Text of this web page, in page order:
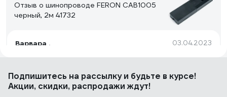
Отзыв о шинопроводе FERON CAB1005
черный, 2м 41732
Варвара . 03.04.2023
Цена
19 отзывов
Подпишитесь на рассылкуи будьте в курсе!
Акции, скидки, распродажи ждут!